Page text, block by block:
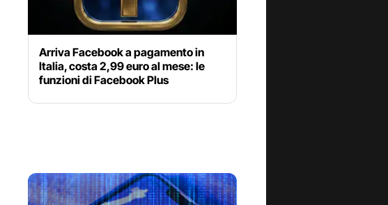
Arriva Facebook a pagamento in
Italia, costa 2,99 euro al mese: le
funzioni di Facebook Plus